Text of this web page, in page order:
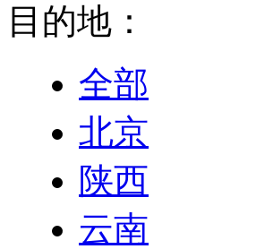
目的地：
全部
北京
陕西
云南